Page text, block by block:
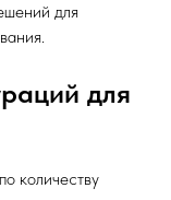
для
для
количеству